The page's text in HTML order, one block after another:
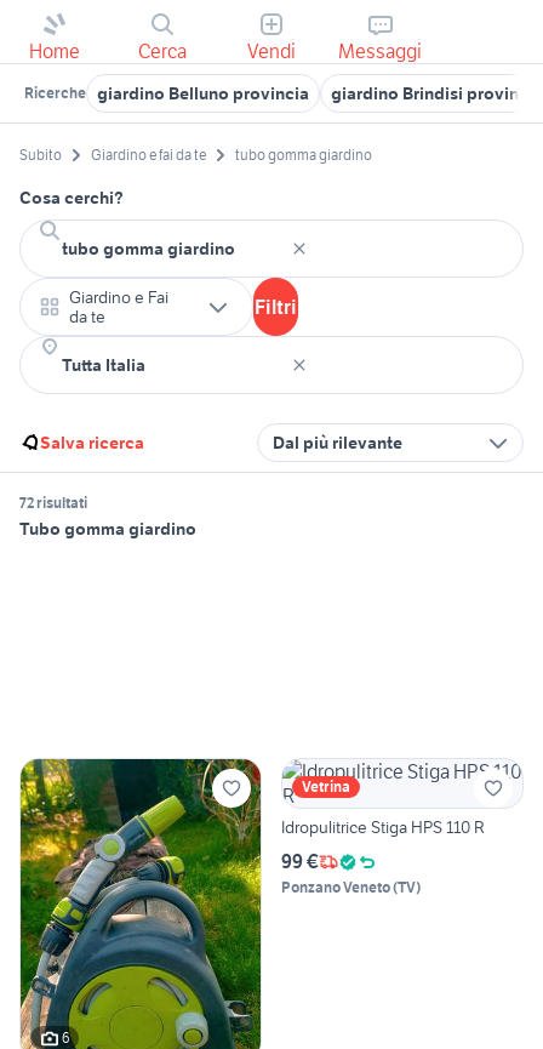
Home Cerca Vendi Messaggi
Ricerche giardino Belluno provincia giardino Brindisi provincia
Subito Giardino e fai da te tubo gomma giardino
Cosa cerchi?
Giardino e Fai
da te
Filtri
Salva ricerca Dal più rilevante
72 risultati
Tubo gomma giardino
6
Vetrina
Idropulitrice Stiga HPS 110 R
99 €
Ponzano Veneto(TV)